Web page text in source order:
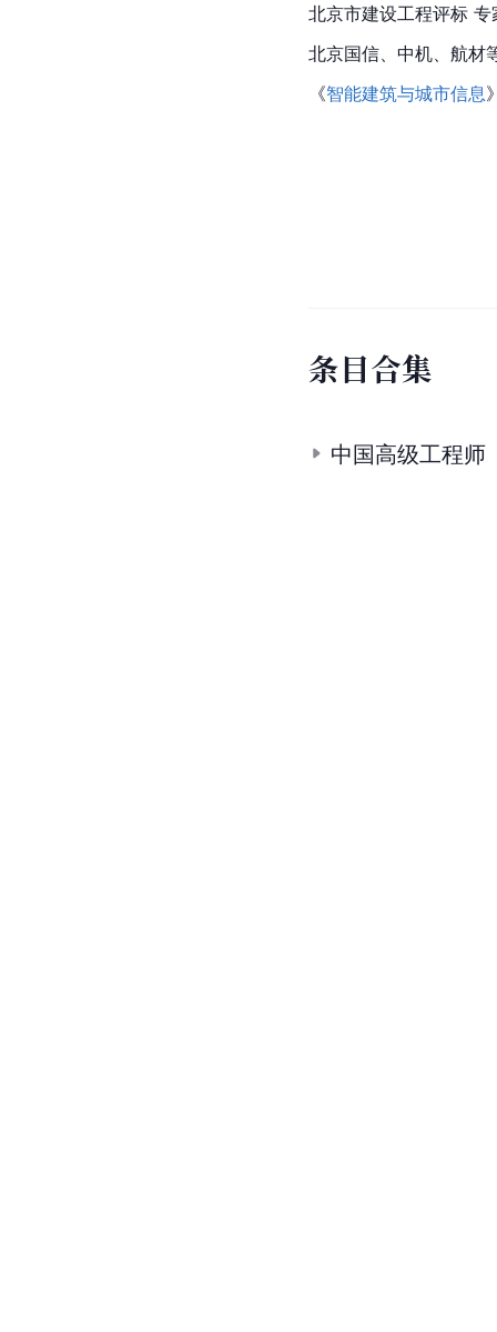
北京市建设工程评标 专
北京国信、中机、航材
《智能建筑与城市信息
条目合集
中国高级工程师